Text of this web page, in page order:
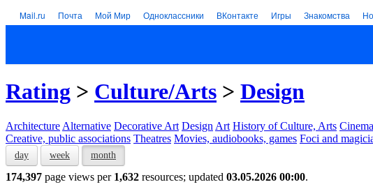
Mail.ru Почта Мой Мир Одноклассники ВКонтакте Игры Знакомства
Rating > Culture/Arts > Design
Architecture Alternative Decorative Art Design Art History of Culture, Arts Cinema
Creative, public associations Theatres Movies, audiobooks, games Foci and
day week month
174,397 page views per 1,632 resources; updated 03.05.2026 00:00.